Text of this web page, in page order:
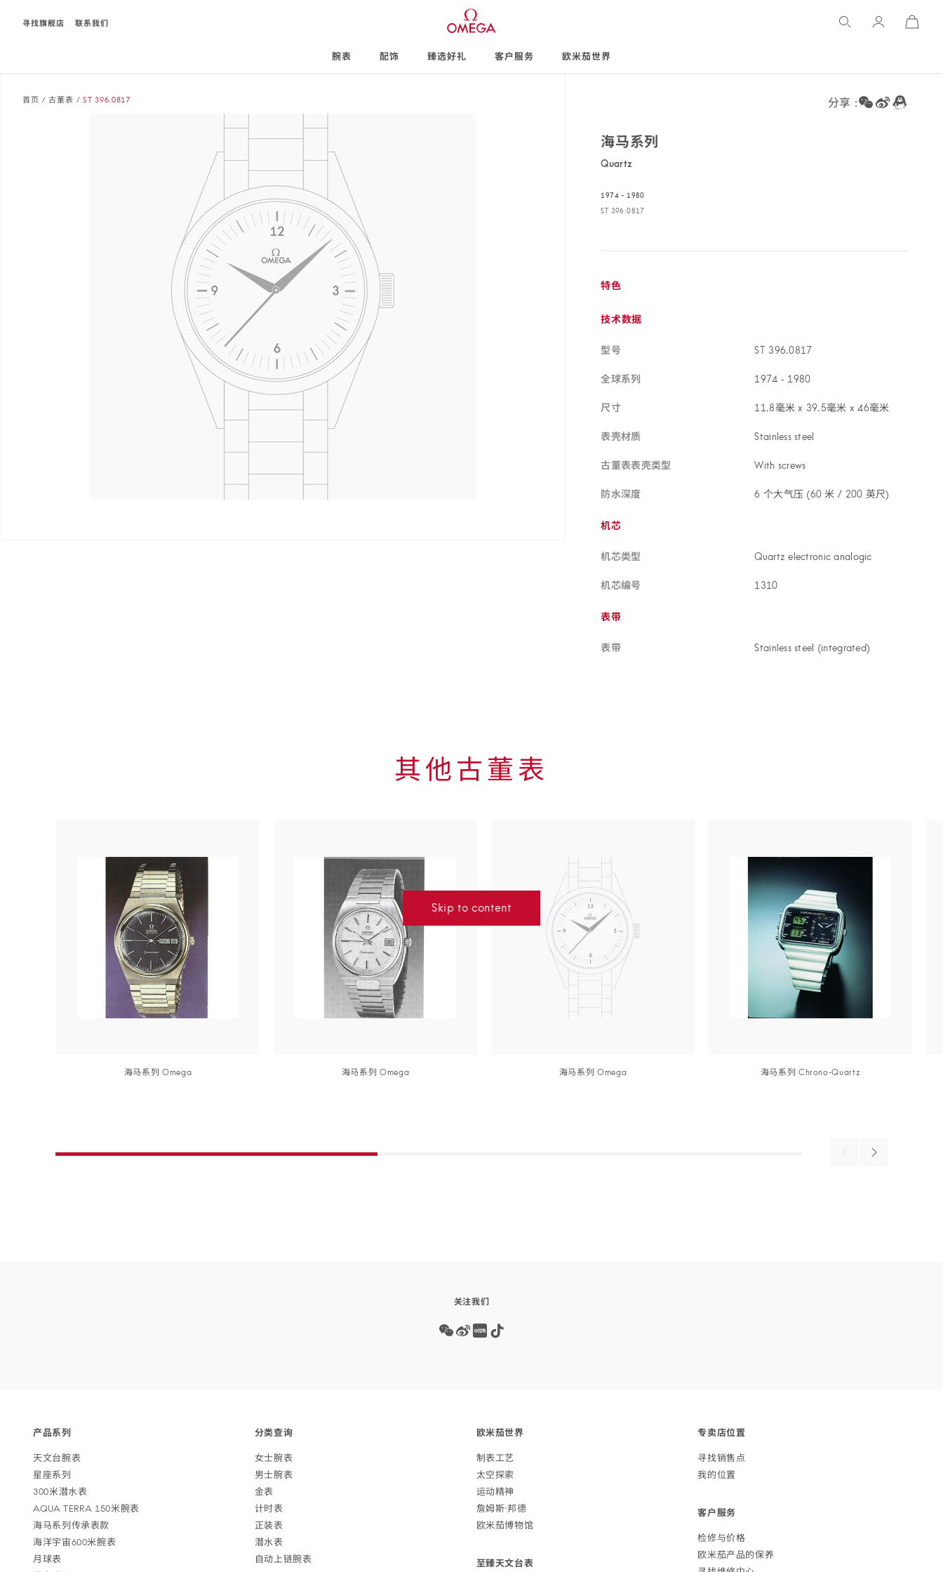
Skip to content
寻找旗舰店 联系我们 Open
腕表 配饰 臻选好礼 客户服务 欧米茄世界
首页 / 古董表 / ST 396.0817 分享 :
海马系列
Quartz
1974 - 1980
ST 396.0817
特色
技术数据
型号 ST 396.0817
全球系列 1974 ‑ 1980
尺寸 11.8毫米 x 39.5毫米 x 46毫米
表壳材质 Stainless steel
古董表表壳类型 With screws
防水深度 6 个大气压 (60 米 / 200 英尺)
机芯
机芯类型 Quartz electronic analogic
机芯编号 1310
表带
表带 Stainless steel (integrated)
其他古董表
PreviousNext
海马 系列 Omega 海马 系列 Omega 海马 系列 Omega 海马 系列 Chrono‑Quartz
关注我们
Footer
产品系列
天文台腕表
星座系列
300米潜水表
AQUA TERRA 150米腕表
海马系列传承表款
海洋宇宙600米腕表
月球表
分类查询
女士腕表
男士腕表
金表
计时表
正装表
潜水表
自动上链腕表
欧米茄世界
制表工艺
太空探索
运动精神
詹姆斯·邦德
欧米茄博物馆
至臻天文台表
专卖店位置
寻找销售点
我的位置
客户服务
检修与价格
欧米茄产品的保养